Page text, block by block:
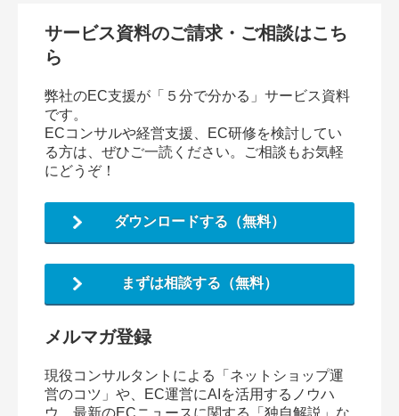
サービス資料のご請求・ご相談はこち
ら
弊社のEC支援が「５分で分かる」サービス資料
です。
ECコンサルや経営支援、EC研修を検討してい
る方は、ぜひご一読ください。ご相談もお気軽
にどうぞ！
ダウンロードする（無料）
まずは相談する（無料）
メルマガ登録
現役コンサルタントによる「ネットショップ運
営のコツ」や、EC運営にAIを活用するノウハ
ウ、最新のECニュースに関する「独自解説」な